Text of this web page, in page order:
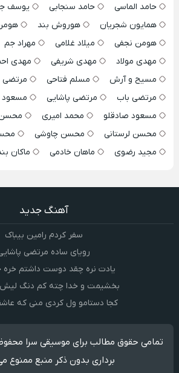
حامد الماسی
حامد سنجابی
یوسف
همایون شجریان
هوروش بند
هومن نجفی
میلاد غلامی مهراد جم
مهدی مولاد
مهدی شریفی مهدی
مسیح و آرش
مسلم فتاحی
مرتضی
مرتضی باب
مرتضی پاشایی
مسعود
مسعود صادقلو
محمد امیری
محسن
محسن لرستانی
محسن چاوشی
مجید رضوی
ماهان خادمی ماکان
آهنگ جدید
سفر کردم رامین بیباک
رویای ساده مرتضی
یادت نره چقد دوست داشتم خره
بخشیمت و خدا چته کم دنگ لیش
کجا دستامو ول کردی منی که
تمامی حقوق مطالب برای موسیقی سرا
برداری بدون ذکر منبع ممنوع